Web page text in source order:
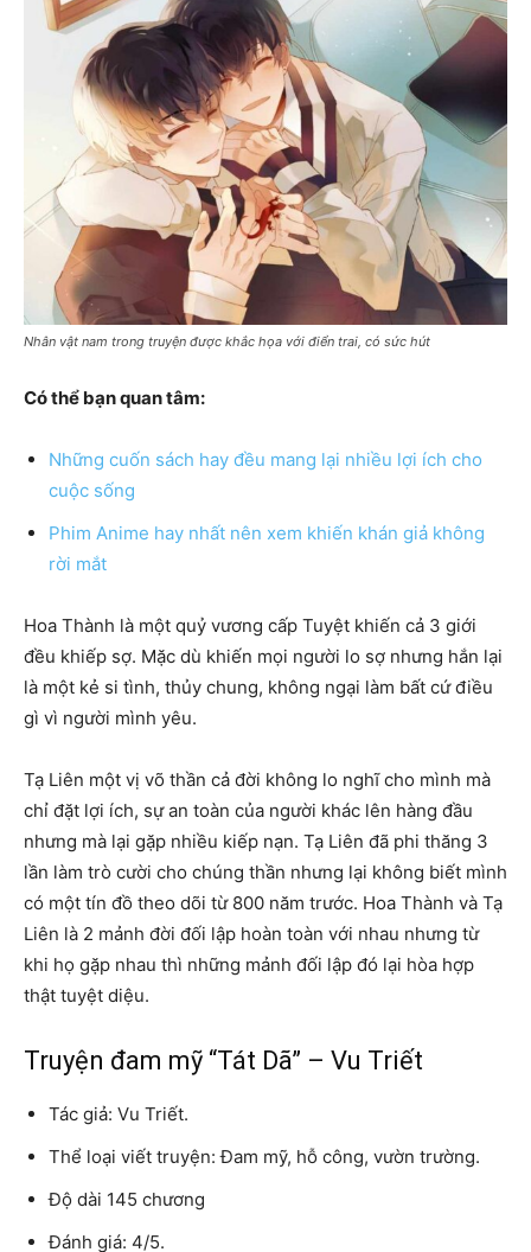
Nhân vật nam trong truyện được khắc họa với điển trai, có sức hút
Có thể bạn quan tâm:
Những cuốn sách hay đều mang lại nhiều lợi ích cho
cuộc sống
Phim Anime hay nhất nên xem khiến khán giả không
rời mắt
Hoa Thành là một quỷ vương cấp Tuyệt khiến cả 3 giới
đều khiếp sợ. Mặc dù khiến mọi người lo sợ nhưng hắn lại
là một kẻ si tình, thủy chung, không ngại làm bất cứ điều
gì vì người mình yêu.
Tạ Liên một vị võ thần cả đời không lo nghĩ cho mình mà
chỉ đặt lợi ích, sự an toàn của người khác lên hàng đầu
nhưng mà lại gặp nhiều kiếp nạn. Tạ Liên đã phi thăng 3
lần làm trò cười cho chúng thần nhưng lại không biết mình
có một tín đồ theo dõi từ 800 năm trước. Hoa Thành và Tạ
Liên là 2 mảnh đời đối lập hoàn toàn với nhau nhưng từ
khi họ gặp nhau thì những mảnh đối lập đó lại hòa hợp
thật tuyệt diệu.
Truyện đam mỹ “Tát Dã” – Vu Triết
Tác giả: Vu Triết.
Thể loại viết truyện: Đam mỹ, hỗ công, vườn trường.
Độ dài 145 chương
Đánh giá: 4/5.